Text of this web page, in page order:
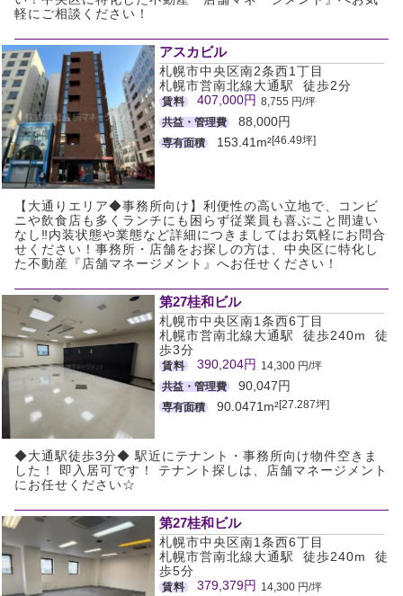
軽にご相談ください！
アスカビル
札幌市中央区南2条西1丁目
札幌市営南北線大通駅 徒歩2分
賃料 407,000円 8,755 円/坪
共益・管理費
88,000円
専有面積 153.41m²[46.49坪]
【大通りエリア◆事務所向け】利便性の高い立地で、コンビ
ニや飲食店も多くランチにも困らず従業員も喜ぶこと間違い
なし‼内装状態や業態など詳細につきましてはお気軽にお問合
せください！事務所・店舗をお探しの方は、中央区に特化し
た不動産『店舗マネージメント』へお任せください！
第27桂和ビル
札幌市中央区南1条西6丁目
札幌市営南北線大通駅 徒歩240m 徒
歩3分
賃料 390,204円 14,300 円/坪
共益・管理費
90,047円
専有面積 90.0471m²[27.287坪]
◆大通駅徒歩3分◆ 駅近にテナント・事務所向け物件空きま
した！ 即入居可です！ テナント探しは、店舗マネージメント
にお任せください☆
第27桂和ビル
札幌市中央区南1条西6丁目
札幌市営南北線大通駅 徒歩240m 徒
歩5分
賃料 379,379円 14,300 円/坪